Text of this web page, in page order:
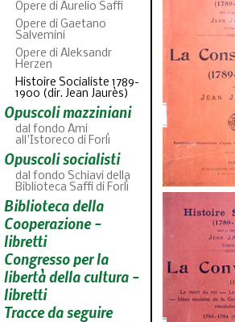
Opere di Aurelio Saffi
Opere di Gaetano
Salvemini
Opere di Aleksandr
Herzen
Histoire Socialiste 1789-
1900 (dir. Jean Jaurès)
Opuscoli mazziniani
dal fondo Ami
all'Istoreco di Forlì
Opuscoli socialisti
dal fondo Schiavi della
Biblioteca Saffi di Forlì
Biblioteca della
Cooperazione -
libretti
Congresso per la
libertà della cultura -
libretti
Tracce da seguire